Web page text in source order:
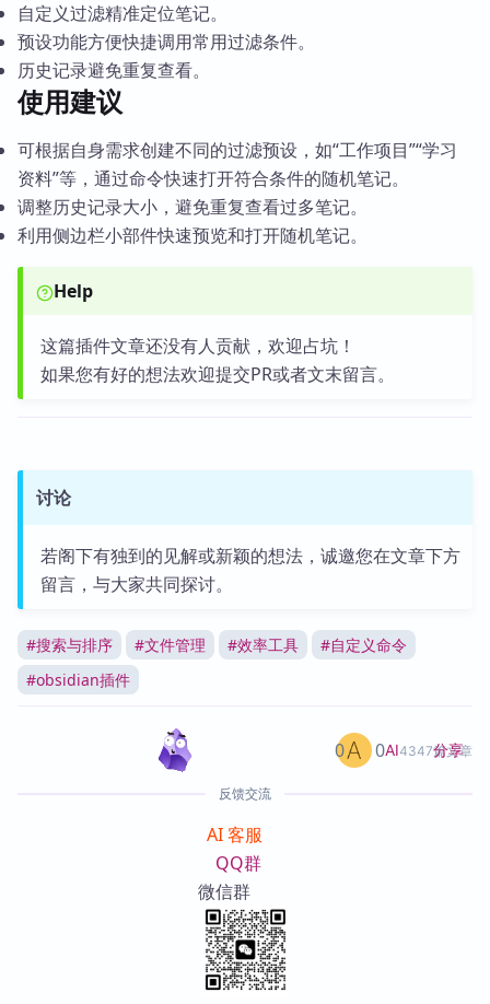
自定义过滤精准定位笔记。
预设功能方便快捷调用常用过滤条件。
历史记录避免重复查看。
使用建议
可根据自身需求创建不同的过滤预设，如“工作项目”“学习
资料”等，通过命令快速打开符合条件的随机笔记。
调整历史记录大小，避免重复查看过多笔记。
利用侧边栏小部件快速预览和打开随机笔记。
Help
这篇插件文章还没有人贡献，欢迎占坑！
如果您有好的想法欢迎提交PR或者文末留言。
讨论
若阁下有独到的见解或新颖的想法，诚邀您在文章下方
留言，与大家共同探讨。
#搜索与排序 #文件管理 #效率工具 #自定义命令
#obsidian插件
AI4347篇文章
0 0 分享
反馈交流
AI 客服
QQ群
微信群